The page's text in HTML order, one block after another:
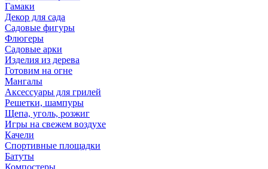
Гамаки
Декор для сада
Садовые фигуры
Флюгеры
Садовые арки
Изделия из дерева
Готовим на огне
Мангалы
Аксессуары для грилей
Решетки, шампуры
Щепа, уголь, розжиг
Игры на свежем воздухе
Качели
Спортивные площадки
Батуты
Компостеры